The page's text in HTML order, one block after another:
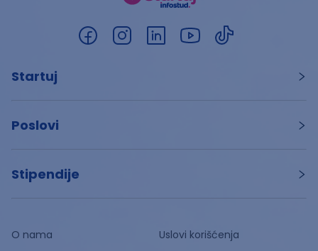
Startuj
Poslovi
Stipendije
O nama Uslovi korišćenja